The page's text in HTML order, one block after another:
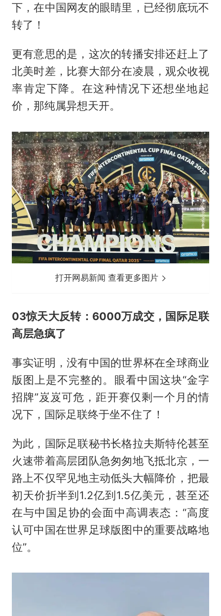
下，在中国网友的眼睛里，已经彻底玩不
转了！
更有意思的是，这次的转播安排还赶上了
北美时差，比赛大部分在凌晨，观众收视
率肯定下降。在这种情况下还想坐地起
价，那纯属异想天开。
打开网易新闻 查看更多图片
03惊天大反转：6000万成交，国际足联
高层急疯了
事实证明，没有中国的世界杯在全球商业
版图上是不完整的。眼看中国这块“金字
招牌”岌岌可危，距开赛仅剩一个月的情
况下，国际足联终于坐不住了！
为此，国际足联秘书长格拉夫斯特伦甚至
火速带着高层团队急匆匆地飞抵北京，一
路上不仅罕见地主动低头大幅降价，把最
初天价折半到1.2亿到1.5亿美元，甚至还
在与中国足协的会面中高调表态：“高度
认可中国在世界足球版图中的重要战略地
位”。